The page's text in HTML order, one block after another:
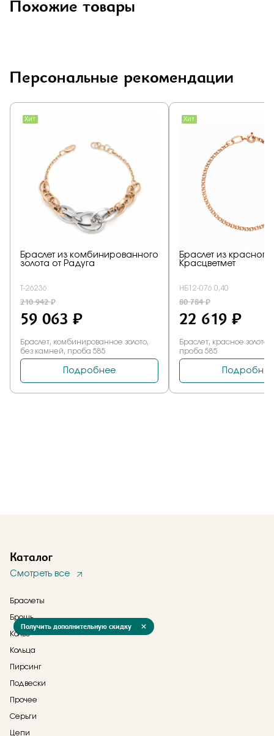
Похожие товары
Персональные рекомендации
Каталог
Смотреть все
Браслеты
Брошь
Колье
Кольца
Пирсинг
Подвески
Прочее
Серьги
Цепи
Получить дополнительную скидку